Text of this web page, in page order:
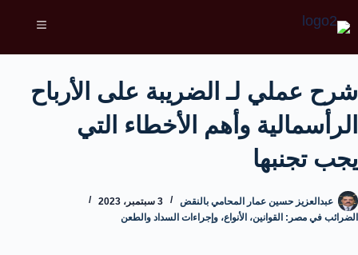
شرح عملي لـ الضريبة على الأرباح
الرأسمالية وأهم الأخطاء التي
يجب تجنبها
عبدالعزيز حسين عمار المحامي بالنقض
3 سبتمبر، 2023
الضرائب في مصر: القوانين، الأنواع، وإجراءات السداد والطعن